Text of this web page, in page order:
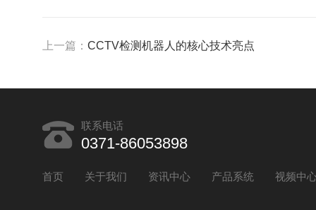
上一篇： CCTV检测机器人的核心技术亮点
联系电话
0371-86053898
首页 关于我们 资讯中心 产品系统 视频中